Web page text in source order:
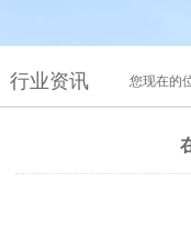
行业资讯 您现在的